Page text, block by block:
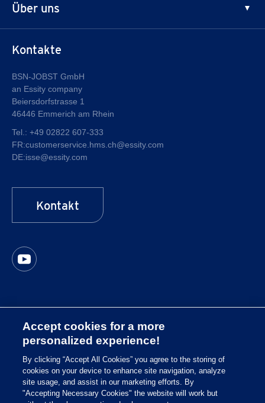
Fachhandel
Sicherheitsinformationen
Über uns
Qualität
Über Essity
Karriere bei Essity
Kontakte
BSN-JOBST GmbH
an Essity company
Beiersdorfstrasse 1
46446 Emmerich am Rhein
Tel.: +49 02822 607-333
FR:customerservice.hms.ch@essity.com
DE:isse@essity.com
Kontakt
Cookie Richtlinie
Impressum
Datenschutzrichtlinie
Accept cookies for a more
personalized experience!
By clicking “Accept All Cookies” you agree to the storing of
cookies on your device to enhance site navigation, analyze
site usage, and assist in our marketing efforts. By
"Accepting Necessary Cookies" the website will work but